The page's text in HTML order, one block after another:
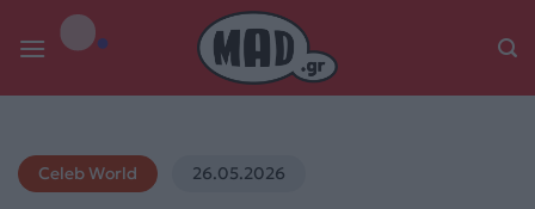
Celeb World 26.05.2026